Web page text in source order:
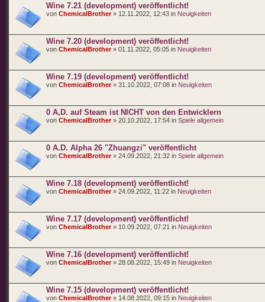
Wine 7.21 (development) veröffentlicht!
von ChemicalBrother» 12.11.2022, 12:43 in Neuigkeiten
Wine 7.20 (development) veröffentlicht!
von ChemicalBrother» 01.11.2022, 05:05 in Neuigkeiten
Wine 7.19 (development) veröffentlicht!
von ChemicalBrother» 31.10.2022, 07:08 in Neuigkeiten
0 A,D. auf Steam ist NICHT von den Entwicklern
von ChemicalBrother» 20.10.2022, 17:54 in Spiele allgemein
0 A.D. Alpha 26 "Zhuangzi" veröffentlicht
von ChemicalBrother» 24.09.2022, 21:32 in Spiele allgemein
Wine 7.18 (development) veröffentlicht!
von ChemicalBrother» 24.09.2022, 11:22 in Neuigkeiten
Wine 7.17 (development) veröffentlicht!
von ChemicalBrother» 10.09.2022, 07:21 in Neuigkeiten
Wine 7.16 (development) veröffentlicht!
von ChemicalBrother» 28.08.2022, 15:49 in Neuigkeiten
Wine 7.15 (development) veröffentlicht!
von ChemicalBrother» 14.08.2022, 09:15 in Neuigkeiten